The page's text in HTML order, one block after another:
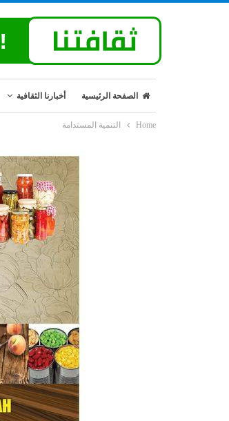
الصفحة الرئيسية أخبارنا الثقافية
Home التنمية المستدامة